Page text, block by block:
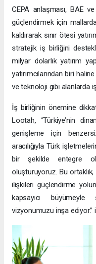
CEPA anlaşması, BAE
güçlendirmek için
kaldırarak sınır ötesi
stratejik iş birliğini
milyar dolarlık yatırım
yatırımcılarından biri
ve teknoloji gibi alanlarda iş
İş birliğinin önemine
Lootah, “Türkiye’nin
genişleme için
aracılığıyla Türk
bir şekilde entegre
oluşturuyoruz. Bu
ilişkileri güçlendirme
kapsayıcı
vizyonumuzu inşa ediyor.”